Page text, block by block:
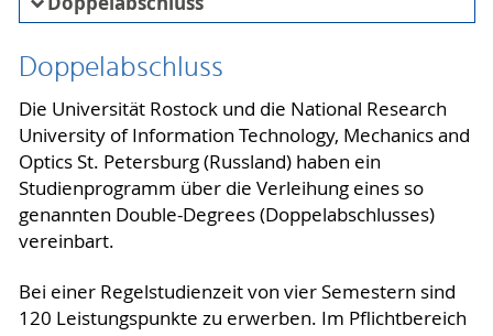
Doppelabschluss
Die Universität Rostock und die National Research
University of Information Technology, Mechanics and
Optics St. Petersburg (Russland) haben ein
Studienprogramm über die Verleihung eines so
genannten Double-Degrees (Doppelabschlusses)
vereinbart.
Bei einer Regelstudienzeit von vier Semestern sind
120 Leistungspunkte zu erwerben. Im Pflichtbereich